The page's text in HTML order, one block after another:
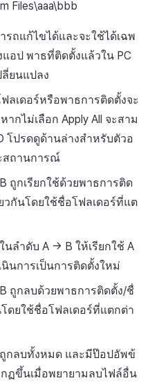
Files\aaa\bbb
รถแก้ไขได้และจะใช้ได้เฉพ
แอป พาธที่ติดตั้งแล้วใน PC
ลี่ยนแปลง
ฟลเดอร์หรือพาธการติดตั้งจะ
กไม่เลือก Apply All จะสาม
โปรดดูด้านล่างสำหรับตัวอ
สถานการณ์
ถูกเรียกใช้ด้วยพาธการติด
วกันโดยใช้ชื่อโฟลเดอร์ที่แต
นลำดับ A → B ให้เรียกใช้ A
นินการเป็นการติดตั้งใหม่
B ถูกลบด้วยพาธการติดตั้ง/ชื่
ดยใช้ชื่อโฟลเดอร์ที่แตกต่า
กลบทั้งหมด และมีป๊อปอัพข้
ฏขึ้นเมื่อพยายามลบไฟล์อื่น